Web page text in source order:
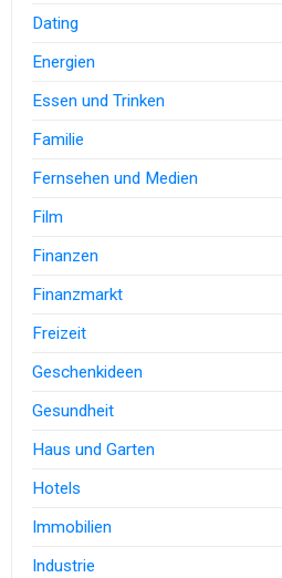
Dating
Energien
Essen und Trinken
Familie
Fernsehen und Medien
Film
Finanzen
Finanzmarkt
Freizeit
Geschenkideen
Gesundheit
Haus und Garten
Hotels
Immobilien
Industrie